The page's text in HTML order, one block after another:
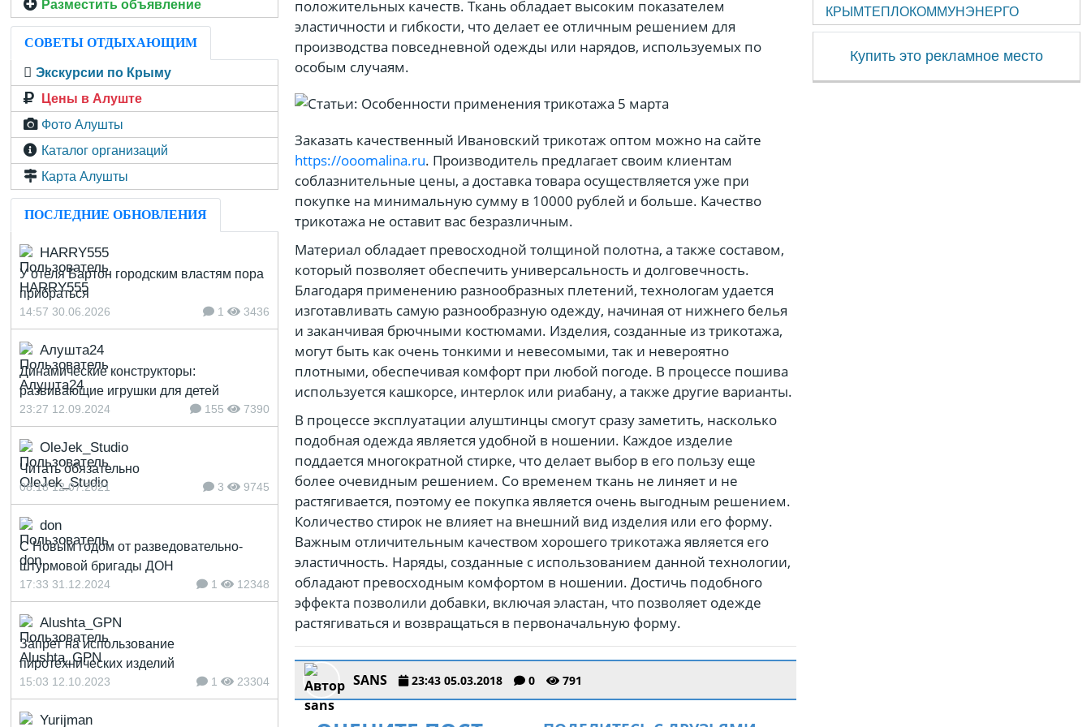
положительных качеств. Ткань обладает высоким показателем
эластичности и гибкости, что делает ее отличным решением для
производства повседневной одежды или нарядов, используемых по
особым случаям.
Заказать качественный Ивановский трикотаж оптом можно на сайте
https://ooomalina.ru. Производитель предлагает своим клиентам
соблазнительные цены, а доставка товара осуществляется уже при
покупке на минимальную сумму в 10000 рублей и больше. Качество
трикотажа не оставит вас безразличным.
Материал обладает превосходной толщиной полотна, а также составом,
который позволяет обеспечить универсальность и долговечность.
Благодаря применению разнообразных плетений, технологам удается
изготавливать самую разнообразную одежду, начиная от нижнего белья
и заканчивая брючными костюмами. Изделия, созданные из трикотажа,
могут быть как очень тонкими и невесомыми, так и невероятно
плотными, обеспечивая комфорт при любой погоде. В процессе пошива
используется кашкорсе, интерлок или риабану, а также другие варианты.
В процессе эксплуатации алуштинцы смогут сразу заметить, насколько
подобная одежда является удобной в ношении. Каждое изделие
поддается многократной стирке, что делает выбор в его пользу еще
более очевидным решением. Со временем ткань не линяет и не
растягивается, поэтому ее покупка является очень выгодным решением.
Количество стирок не влияет на внешний вид изделия или его форму.
Важным отличительным качеством хорошего трикотажа является его
эластичность. Наряды, созданные с использованием данной технологии,
обладают превосходным комфортом в ношении. Достичь подобного
эффекта позволили добавки, включая эластан, что позволяет одежде
растягиваться и возвращаться в первоначальную форму.
SANS 23:43 05.03.2018 0 791
Разместить объявление
СОВЕТЫ ОТДЫХАЮЩИМ
Экскурсии по Крыму
Цены в Алуште
Фото Алушты
Каталог организаций
Карта Алушты
ПОСЛЕДНИЕ ОБНОВЛЕНИЯ
HARRY555
У отеля Бартон городским властям пора
прибраться
14:57 30.06.2026 1 3436
Алушта24
Динамические конструкторы:
развивающие игрушки для детей
23:27 12.09.2024 155 7390
OleJek_Studio
Читать обязательно
08:18 12.07.2021 3 9745
don
С Новым годом от разведовательно-
штурмовой бригады ДОН
17:33 31.12.2024 1 12348
Alushta_GPN
Запрет на использование
пиротехнических изделий
15:03 12.10.2023 1 23304
Yurijman
КРЫМТЕПЛОКОММУНЭНЕРГО
Купить это рекламное место